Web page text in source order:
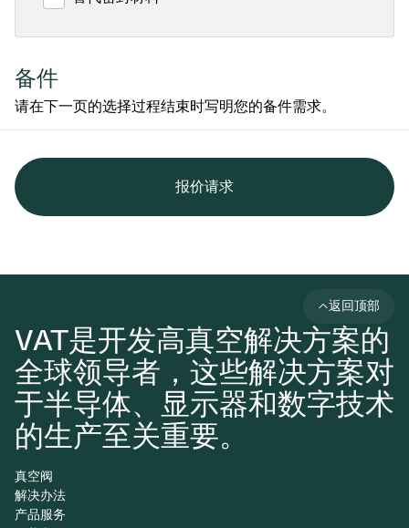
备件
请在下一页的选择过程结束时写明您的备件需求。
报价请求
VAT是开发高真空解决方案的
全球领导者，这些解决方案对
于半导体、显示器和数字技术
的生产至关重要。
返回顶部
真空阀
解决办法
产品服务